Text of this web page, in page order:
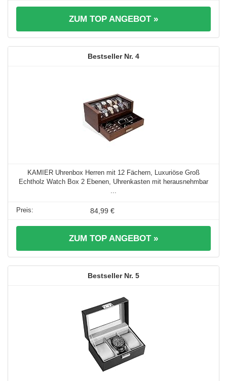
ZUM TOP ANGEBOT »
4
KAMIER Uhrenbox Herren mit 12 Fächern, Luxuriöse Groß
Echtholz Watch Box 2 Ebenen, Uhrenkasten mit herausnehmbar
84,99 €
ZUM TOP ANGEBOT »
5